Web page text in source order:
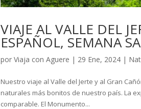
VIAJE AL VALLE DEL
ESPAÑOL, SEMANA
porViaja con Aguere | 29 Ene, 2024 |
Nuestro viaje al Valle del Jerte y al Gran
naturales más bonitos de nuestro país. La
comparable. El Monumento...